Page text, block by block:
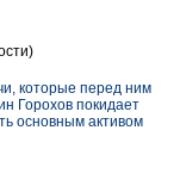
которые перед ним
Горохов покидает
основным активом